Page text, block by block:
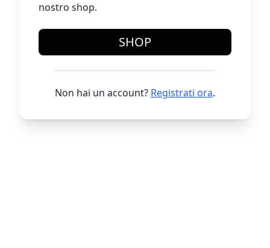
nostro shop.
SHOP
Non hai un account? Registrati ora.